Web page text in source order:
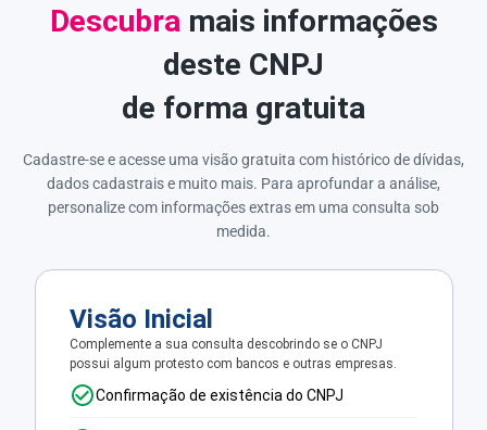
Descubra mais informações
deste CNPJ
de forma gratuita
Cadastre-se e acesse uma visão gratuita com histórico de dívidas,
dados cadastrais e muito mais. Para aprofundar a análise,
personalize com informações extras em uma consulta sob
medida.
Visão Inicial
Complemente a sua consulta descobrindo se o CNPJ
possui algum protesto com bancos e outras empresas.
Confirmação de existência do CNPJ